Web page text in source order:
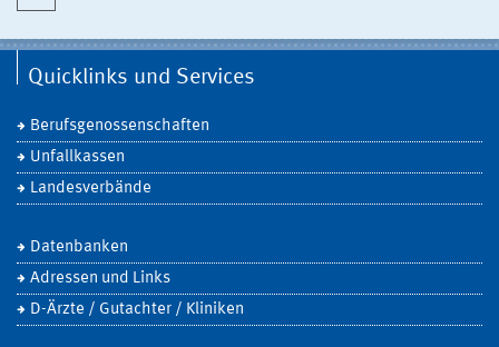
Quicklinks und Services
Berufsgenossenschaften
Unfallkassen
Landesverbände
Datenbanken
Adressen und Links
D-Ärzte / Gutachter / Kliniken